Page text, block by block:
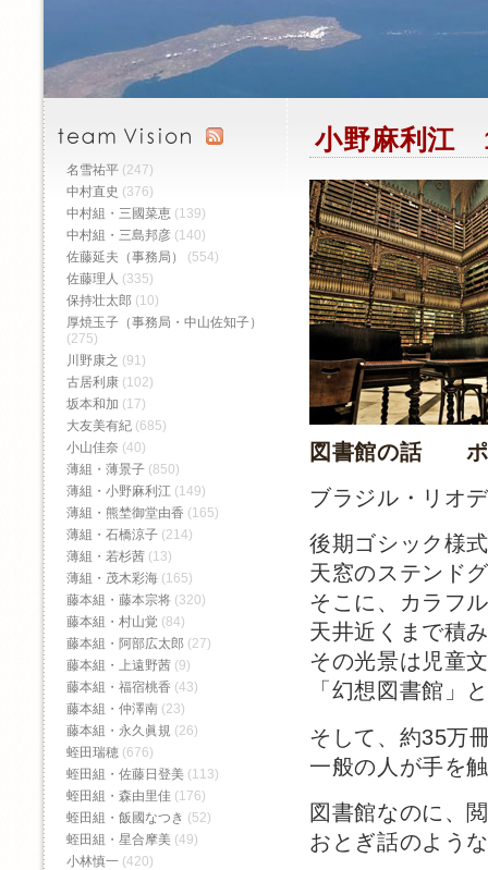
小野麻利江
図書館の話 ポ
ブラジル・リオ
後期ゴシック様
天窓のステンド
そこに、カラフ
天井近くまで積
その光景は児童
「幻想図書館」
そして、約35万
一般の人が手を
図書館なのに、
おとぎ話のよう
名雪祐平 (247)
中村直史 (376)
中村組・三國菜恵 (139)
中村組・三島邦彦 (140)
佐藤延夫（事務局）
(554)
佐藤理人 (335)
保持壮太郎 (10)
厚焼玉子（事務局・中山佐知子）
(275)
川野康之 (91)
古居利康 (102)
坂本和加 (17)
大友美有紀 (685)
小山佳奈 (40)
薄組・薄景子 (850)
薄組・小野麻利江 (149)
薄組・熊埜御堂由香 (165)
薄組・石橋涼子 (214)
薄組・若杉茜 (13)
薄組・茂木彩海 (165)
藤本組・藤本宗将 (320)
藤本組・村山覚 (84)
藤本組・阿部広太郎 (27)
藤本組・上遠野茜 (9)
藤本組・福宿桃香‬ (43)
藤本組・仲澤南 (23)
藤本組・永久眞規 (26)
蛭田瑞穂 (676)
蛭田組・佐藤日登美 (113)
蛭田組・森由里佳 (176)
蛭田組・飯國なつき (52)
蛭田組・星合摩美 (49)
小林慎一 (420)